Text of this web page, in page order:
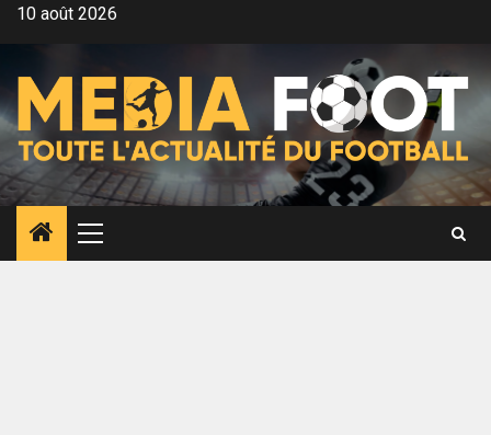
Aller10 août 2026
Menu
principal